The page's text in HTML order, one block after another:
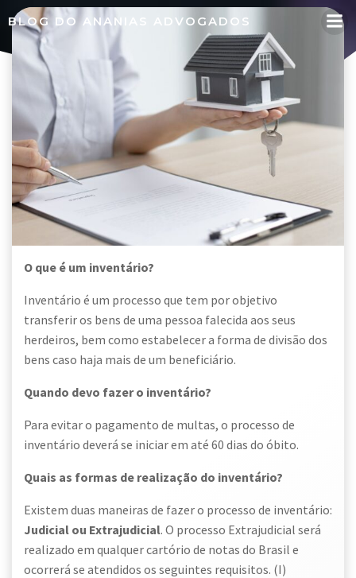
Pular
para
conteúdo
BLOG DO ANANIAS ADVOGADOS
O que é um inventário?
Inventário é um processo que tem por objetivo
transferir os bens de uma pessoa falecida aos seus
herdeiros, bem como estabelecer a forma de divisão dos
bens caso haja mais de um beneficiário.
Quando devo fazer o inventário?
Para evitar o pagamento de multas, o processo de
inventário deverá se iniciar em até 60 dias do óbito.
Quais as formas de realização do inventário?
Existem duas maneiras de fazer o processo de inventário:
Judicial ou Extrajudicial. O processo Extrajudicial será
realizado em qualquer cartório de notas do Brasil e
ocorrerá se atendidos os seguintes requisitos. (I)